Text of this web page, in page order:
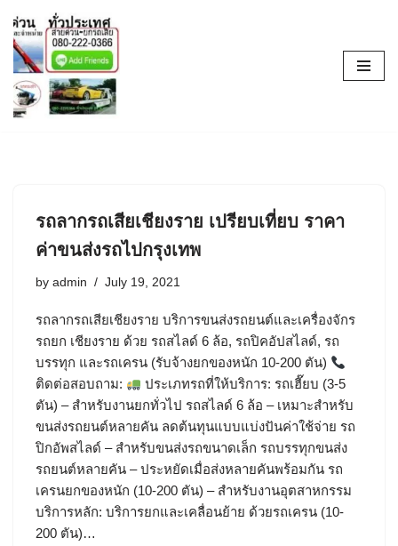
Skip
to
content
รถลากรถเสียเชียงราย เปรียบเที่ยบ ราคา
ค่าขนส่งรถไปกรุงเทพ
by admin July 19, 2021
รถลากรถเสียเชียงราย บริการขนส่งรถยนต์และเครื่องจักร
รถยก เชียงราย ด้วย รถสไลด์ 6 ล้อ, รถปิคอัปสไลด์, รถ
บรรทุก และรถเครน (รับจ้างยกของหนัก 10-200 ตัน)
ติดต่อสอบถาม:
ประเภทรถที่ให้บริการ: รถเฮี๊ยบ (3-5
ตัน) – สำหรับงานยกทั่วไป รถสไลด์ 6 ล้อ – เหมาะสำหรับ
ขนส่งรถยนต์หลายคัน ลดต้นทุนแบบแบ่งปันค่าใช้จ่าย รถ
ปิกอัพสไลด์ – สำหรับขนส่งรถขนาดเล็ก รถบรรทุกขนส่ง
รถยนต์หลายคัน – ประหยัดเมื่อส่งหลายคันพร้อมกัน รถ
เครนยกของหนัก (10-200 ตัน) – สำหรับงานอุตสาหกรรม
บริการหลัก: บริการยกและเคลื่อนย้าย ด้วยรถเครน (10-
200 ตัน)…